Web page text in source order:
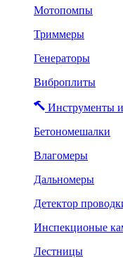
Мотопомпы
Триммеры
Генераторы
Виброплиты
Инструменты
Бетономешалки
Влагомеры
Дальномеры
Детектор
Инспекционые
Лестницы